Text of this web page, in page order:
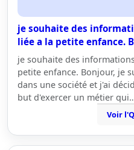
je souhaite des
liée a la petite enfance.
je souhaite des
petite enfance. Bonjour, je
dans une société et j'ai
but d'exercer un métier
Voir